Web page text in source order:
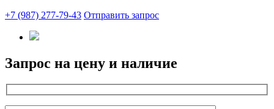
+7 (987) 277-79-43 Отправить запрос
Запрос на цену и наличие